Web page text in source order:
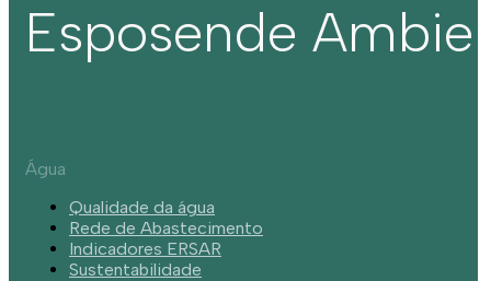
Esposende
Água
Qualidade da água
Rede de Abastecimento
Indicadores ERSAR
Sustentabilidade